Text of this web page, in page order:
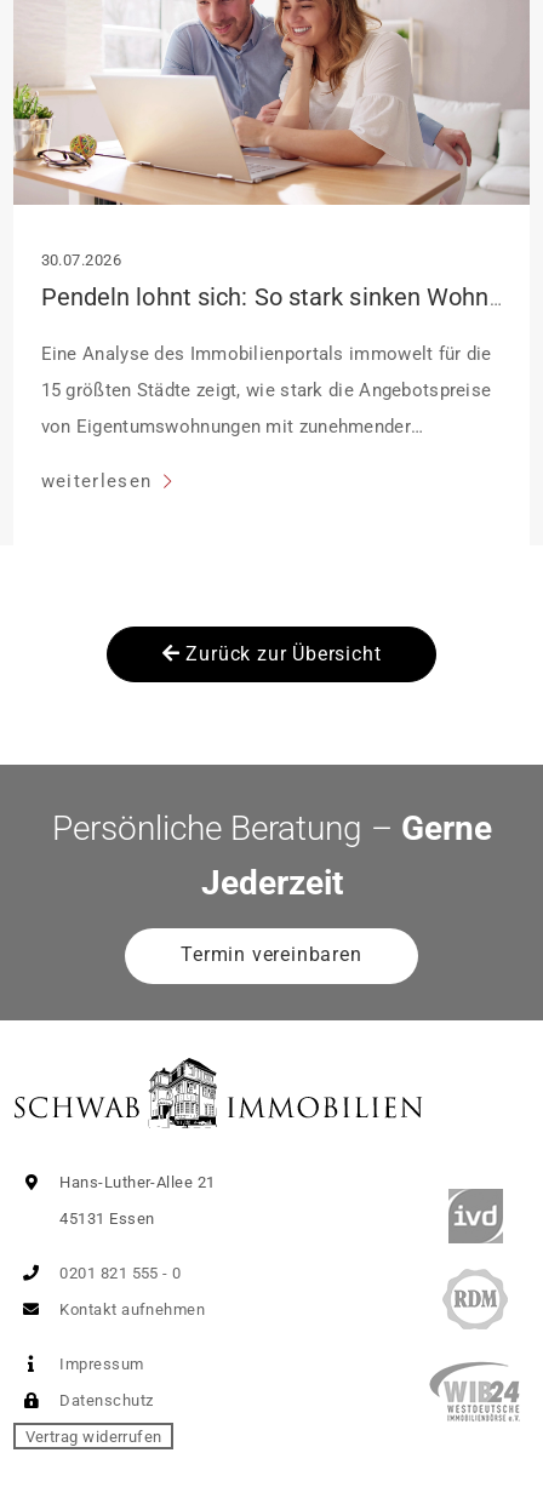
30.07.2026
Pendeln lohnt sich: So stark sinken Wohnungspreise im Umland
Eine Analyse des Immobilienportals immowelt für die
15 größten Städte zeigt, wie stark die Angebotspreise
von Eigentumswohnungen mit zunehmender
weiterlesen
Zurück zur Übersicht
Persönliche Beratung – Gerne
Jederzeit
Termin vereinbaren
Hans-Luther-Allee 21
45131 Essen
0201 821 555 - 0
Kontakt aufnehmen
Impressum
Datenschutz
Vertrag widerrufen